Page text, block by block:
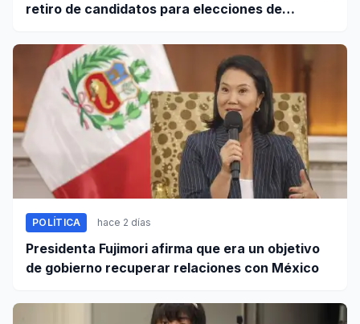
retiro de candidatos para elecciones de
POLÍTICA hace 2 días
Presidenta Fujimori afirma que era un objetivo
de gobierno recuperar relaciones con México